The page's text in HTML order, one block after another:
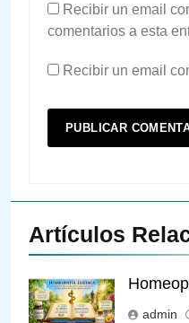
Recibir un email
comentarios a esta
Recibir un email
Artículos
admin